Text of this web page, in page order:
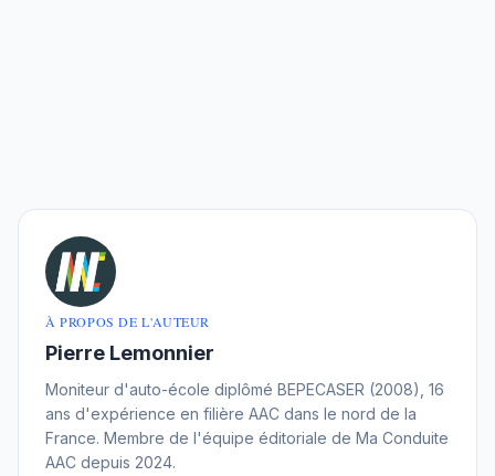
À PROPOS DE L'AUTEUR
Pierre Lemonnier
Moniteur d'auto-école diplômé BEPECASER (2008), 16
ans d'expérience en filière AAC dans le nord de la
France. Membre de l'équipe éditoriale de Ma Conduite
AAC depuis 2024.